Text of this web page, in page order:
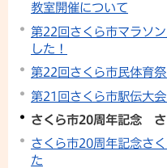
教室開催について
第22回さくら市マラソ
した！
第22回さくら市民体育
第21回さくら市駅伝大
さくら市20周年記念
さくら市20周年記念さ
た